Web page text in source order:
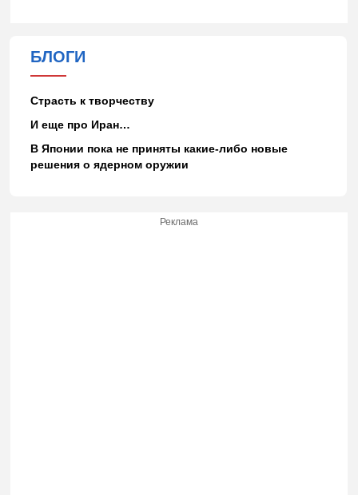
БЛОГИ
Страсть к творчеству
И еще про Иран…
В Японии пока не приняты какие-либо новые
решения о ядерном оружии
Реклама